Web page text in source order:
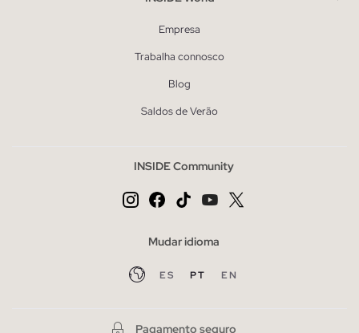
Empresa
Trabalha connosco
Blog
Saldos de Verão
INSIDE Community
Mudar idioma
ES PT EN
Pagamento seguro